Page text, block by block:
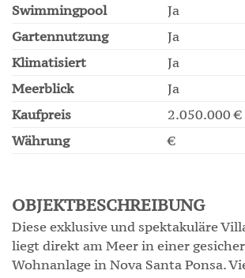
Swimmingpool
Ja
Gartennutzung
Ja
Klimatisiert
Ja
Meerblick
Ja
Kaufpreis
2.050.000 €
Währung
€
OBJEKTBESCHREIBUNG
Diese exklusive und spektakuläre
liegt direkt am Meer in einer
Wohnanlage in Nova Santa Ponsa.